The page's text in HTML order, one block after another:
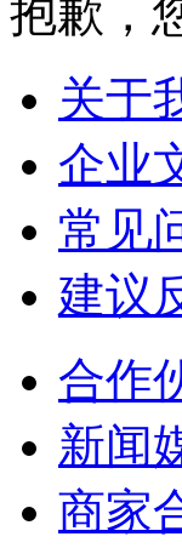
抱歉，
关于
企业
常见
建议
合作
新闻
商家